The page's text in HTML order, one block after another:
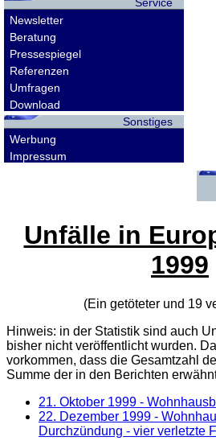
Newsletter
Beratung
Pressespiegel
Referenzen
Umfragen
Download
Sonstiges
Werbung
Impressum
Unfälle in
1999
(Ein getöteter und 19
Hinweis: in der Statistik sind auch
bisher nicht veröffentlicht wurden.
vorkommen, dass die Gesamtzahl
Summe der in den Berichten
21. Oktober 1999 -
22. Dezember 1999 -
Durchzündung - vier verletzte